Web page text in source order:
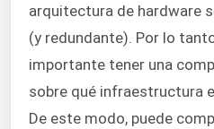
arquitectura de hardware
(y redundante). Por lo
importante tener una
sobre qué infraestructura
De este modo, puede